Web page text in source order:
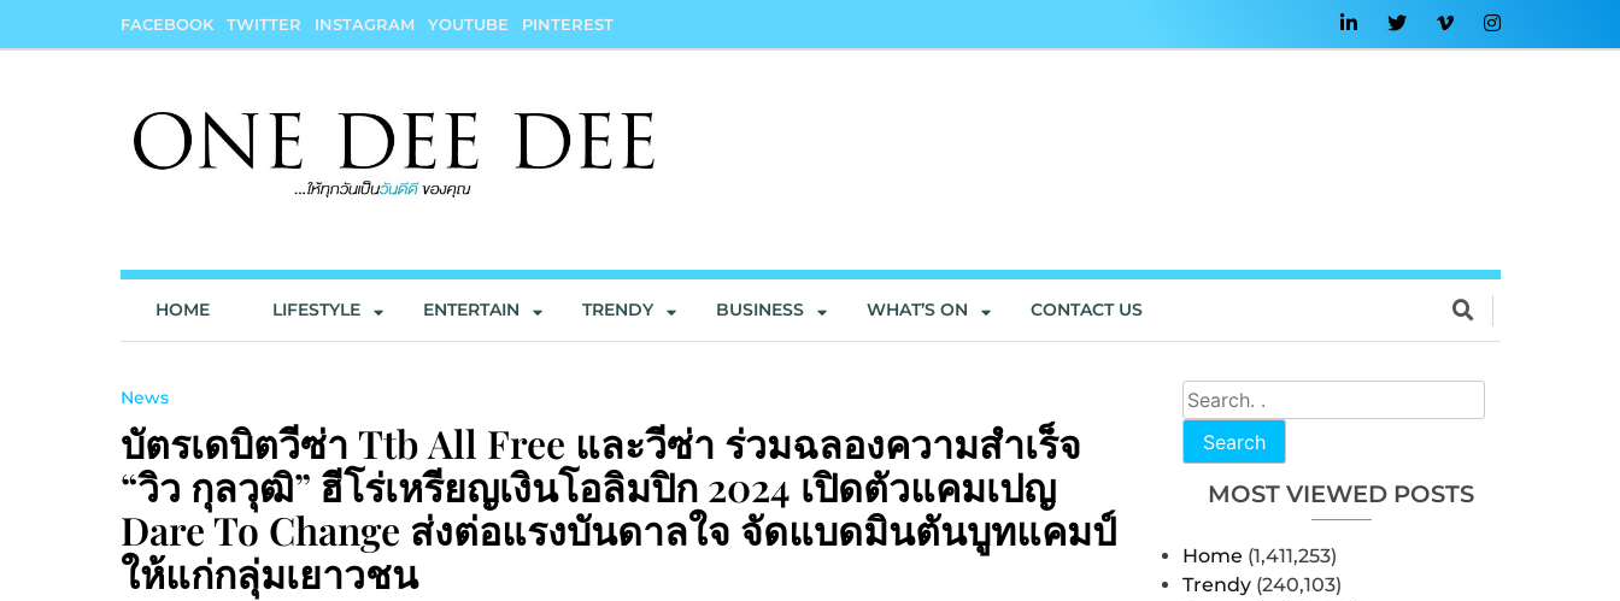
FACEBOOK TWITTER INSTAGRAM YOUTUBE PINTEREST
HOME LIFESTYLE ENTERTAIN TRENDY BUSINESS WHAT’S ON CONTACT US
Search
MOST VIEWED POSTS
Home (1,411,253)
Trendy (240,103)
News
บัตรเดบิตวีซ่า Ttb All Free และวีซ่า ร่วมฉลองความสำเร็จ
“วิว กุลวุฒิ” ฮีโร่เหรียญเงินโอลิมปิก 2024 เปิดตัวแคมเปญ
Dare To Change ส่งต่อแรงบันดาลใจ จัดแบดมินตันบูทแคมป์
ให้แก่กลุ่มเยาวชน